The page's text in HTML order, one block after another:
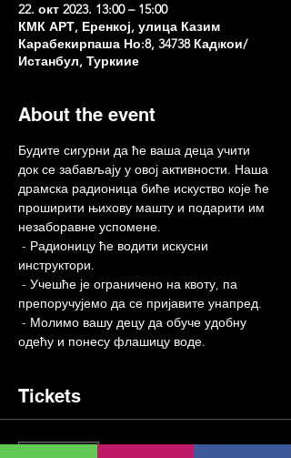
22. окт 2023. 13:00 – 15:00
КМК АРТ, Еренкој, улица Казим
Карабекирпаша Но:8, 34738 Кадıкои/
Истанбул, Туркиие
About the event
Будите сигурни да ће ваша деца учити
док се забављају у овој активности. Наша
драмска радионица биће искуство које ће
проширити њихову машту и подарити им
незаборавне успомене.
инструктори.
препоручујемо да се пријавите унапред.
одећу и понесу флашицу воде.
Tickets